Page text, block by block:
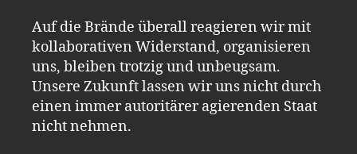
Auf die Brände überall reagieren wir mit
kollaborativen Widerstand, organisieren
uns, bleiben trotzig und unbeugsam.
Unsere Zukunft lassen wir uns nicht durch
einen immer autoritärer agierenden Staat
nicht nehmen.